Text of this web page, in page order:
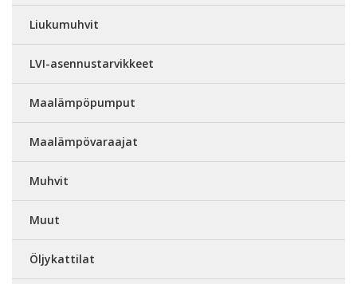
Liukumuhvit
LVI-asennustarvikkeet
Maalämpöpumput
Maalämpövaraajat
Muhvit
Muut
Öljykattilat